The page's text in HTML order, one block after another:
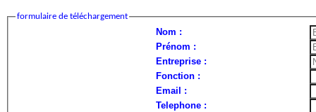
formulaire de téléchargement
Nom :
Prénom :
Entreprise :
Fonction :
Email :
Telephone :